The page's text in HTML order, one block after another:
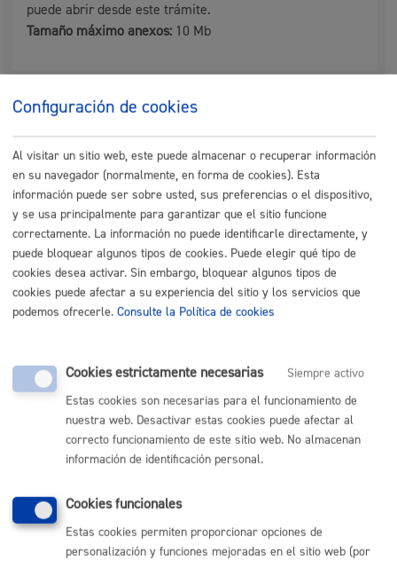
puede abrir desde este trámite.
Tamaño máximo anexos: 10 Mb
Cantidad a abonar
Gratuito
Plazo de resolución y sentido
del silencio
Plazo estimado:3 meses Plazo legal:3 meses
Sentido del silencio:Negativo
Pasos del procedimiento
Registro de la solicitud y documentación
Subsanación de documentación, en su caso
Se remite la solicitud al departamento
correspondiente en función del tipo de actividad a
La Junta de Gobierno Local, a propuesta de la
Comisión interdepartamental (se reúnen
periodicamente dependiendo del número de
solicitudes) aprueba las cesiones de locales
Configuración de cookies
Al visitar un sitio web, este puede almacenar o recuperar información
en su navegador (normalmente, en forma de cookies). Esta
información puede ser sobre usted, sus preferencias o el dispositivo,
y se usa principalmente para garantizar que el sitio funcione
correctamente. La información no puede identificarle directamente, y
puede bloquear algunos tipos de cookies. Puede elegir qué tipo de
cookies desea activar. Sin embargo, bloquear algunos tipos de
cookies puede afectar a su experiencia del sitio y los servicios que
podemos ofrecerle. Consulte la Política de cookies
Cookies estrictamente necesarias
Siempre activo
Estas cookies son necesarias para el funcionamiento de
nuestra web. Desactivar estas cookies puede afectar al
correcto funcionamiento de este sitio web. No almacenan
información de identificación personal.
Cookies funcionales
Estas cookies permiten proporcionar opciones de
personalización y funciones mejoradas en el sitio web (por